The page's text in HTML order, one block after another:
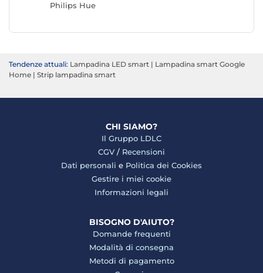
Philips Hue
Tendenze attuali: Lampadina LED smart | Lampadina smart Google
Home | Strip lampadina smart
CHI SIAMO?
Il Gruppo LDLC
CGV / Recensioni
Dati personali e Politica dei Cookies
Gestire i miei cookie
Informazioni legali
BISOGNO D'AIUTO?
Domande frequenti
Modalità di consegna
Metodi di pagamento